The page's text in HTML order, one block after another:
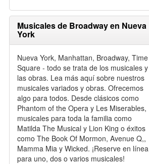
Musicales de Broadway en Nueva
York
Nueva York, Manhattan, Broadway, Time
Square - todo se trata de los musicales y
las obras. Lea más aquí sobre nuestros
musicales variados y obras. Ofrecemos
algo para todos. Desde clásicos como
Phantom of the Opera y Les Miserables,
musicales para toda la familia como
Matilda The Musical y Lion King o éxitos
como The Book Of Mormon, Avenue Q,,
Mamma Mia y Wicked. ¡Reserve en línea
para uno, dos o varios musicales!